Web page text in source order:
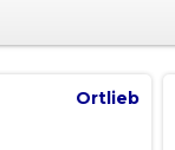
Ortlieb